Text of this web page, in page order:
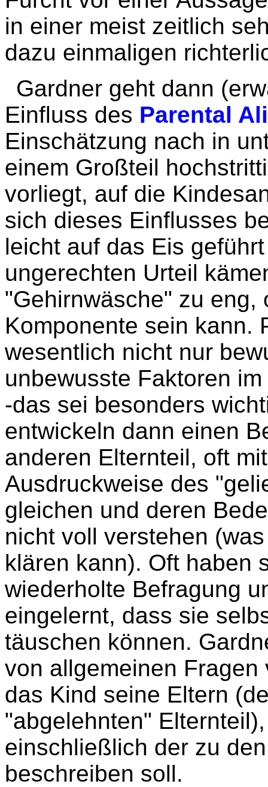
in einer meist zeitlich
dazu einmaligen
Gardner geht dann
Einfluss des Parental
Einschätzung nach in
einem Großteil
vorliegt, auf die
sich dieses Einflusses
leicht auf das Eis
ungerechten Urteil
"Gehirnwäsche" zu eng,
Komponente sein kann.
wesentlich nicht nur
unbewusste Faktoren
-das sei besonders
entwickeln dann einen
anderen Elternteil, oft
Ausdruckweise des
gleichen und deren
nicht voll verstehen
klären kann). Oft haben
wiederholte Befragung
eingelernt, dass sie
täuschen können.
von allgemeinen
das Kind seine Eltern
"abgelehnten"
einschließlich der zu
beschreiben soll.